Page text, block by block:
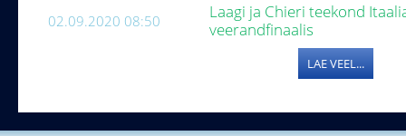
02.09.2020 08:50
Laagi ja Chieri teekond
veerandfinaalis
LAE VEEL...